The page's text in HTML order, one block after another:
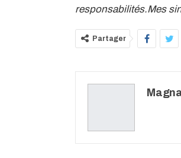
responsabilités.Mes
Partager